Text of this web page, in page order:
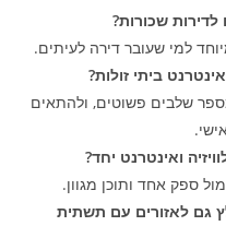
שכורות?
למי שעובר דירה לעיתים.
ביתי זולות?
שלבים פשוטים, ולהתאים
ואינטרנט יחד?
ספק אחד ותוכן מגוון.
גם לאזורים עם תשתית